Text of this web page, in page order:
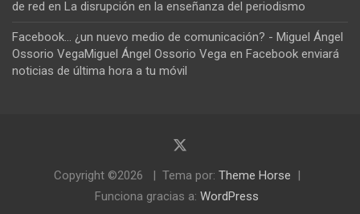
de red en La disrupción en la enseñanza del periodismo
Facebook... ¿un nuevo medio de comunicación? - Miguel Ángel
Ossorio VegaMiguel Ángel Ossorio Vega en Facebook enviará
noticias de última hora a tu móvil
Copyright ©2026 Tema por: Theme Horse
Funciona gracias a: WordPress